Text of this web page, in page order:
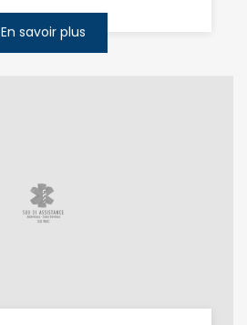
En savoir plus